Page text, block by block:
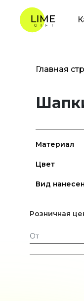
Главная
Материал
Цвет
Вид
Розничная